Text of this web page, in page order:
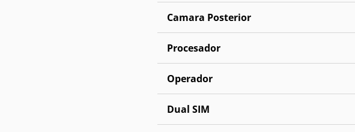
Camara Posterior
Procesador
Operador
Dual SIM